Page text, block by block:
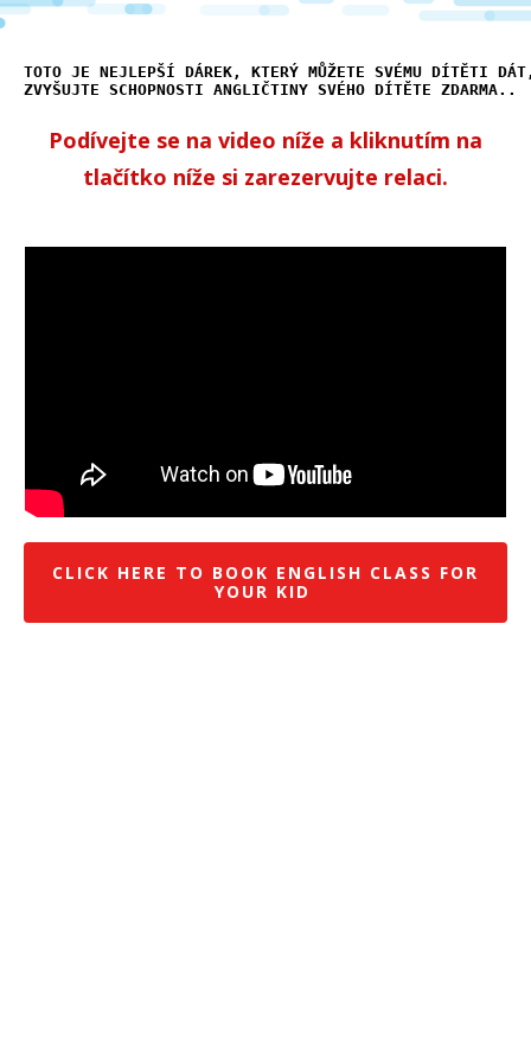
TOTO JE NEJLEPŠÍ DÁREK, KTERÝ MŮŽETE SVÉMU DÍTĚTI
ZVYŠUJTE SCHOPNOSTI ANGLIČTINY SVÉHO DÍTĚTE ZDARMA..
Podívejte se na video níže a kliknutím na
tlačítko níže si zarezervujte relaci.
CLICK HERE TO BOOK ENGLISH CLASS FOR
YOUR KID